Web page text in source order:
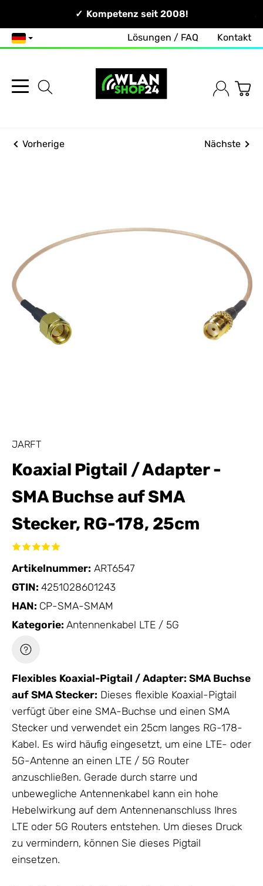
Persönlich & Erreichbar!Kompetenz seit 2008!
Deutsch Lösungen / FAQ Kontakt
Vorherige Nächste
JARFT
Koaxial Pigtail / Adapter -
SMA Buchse auf SMA
Stecker, RG-178, 25cm
Artikelnummer: ART6547
GTIN: 4251028601243
HAN: CP-SMA-SMAM
Kategorie: Antennenkabel LTE / 5G
Flexibles Koaxial-Pigtail / Adapter: SMA Buchse
auf SMA Stecker: Dieses flexible Koaxial-Pigtail
verfügt über eine SMA-Buchse und einen SMA
Stecker und verwendet ein 25cm langes RG-178-
Kabel. Es wird häufig eingesetzt, um eine LTE- oder
5G-Antenne an einen LTE / 5G Router
anzuschließen. Gerade durch starre und
unbewegliche Antennenkabel kann ein hohe
Hebelwirkung auf dem Antennenanschluss Ihres
LTE oder 5G Routers entstehen. Um dieses Druck
zu vermindern, können Sie dieses Pigtail
einsetzen.